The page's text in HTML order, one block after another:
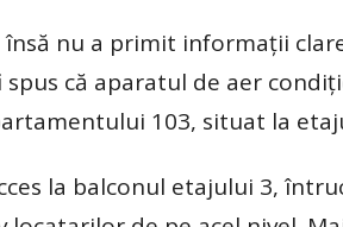
nu a primit informații
că aparatul de aer
103, situat la
la balconul etajului 3,